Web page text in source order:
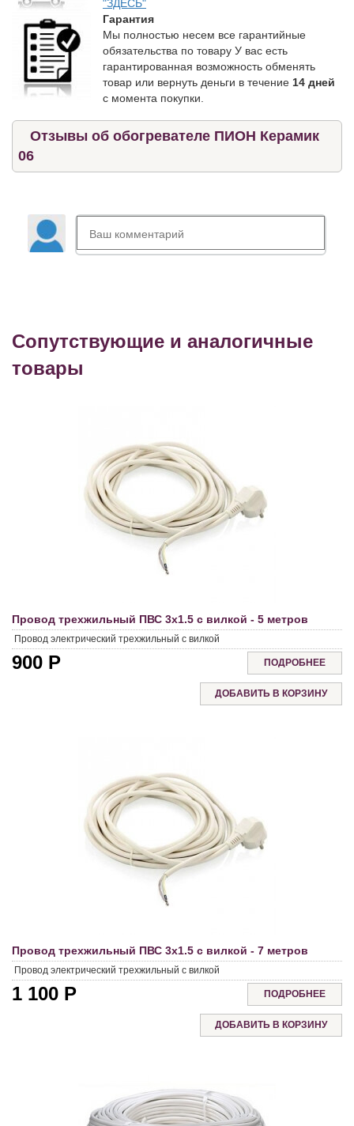
"ЗДЕСЬ"
Гарантия
Мы полностью несем все гарантийные
обязательства по товару У вас есть
гарантированная возможность обменять
товар или вернуть деньги в течение 14 дней
с момента покупки.
Отзывы об обогревателе ПИОН Керамик
06
Сопутствующие и аналогичные
товары
Провод трехжильный ПВС 3х1.5 с вилкой - 5 метров
Провод электрический трехжильный с вилкой
900 Р ПОДРОБНЕЕ
Провод трехжильный ПВС 3х1.5 с вилкой - 7 метров
Провод электрический трехжильный с вилкой
1 100 Р ПОДРОБНЕЕ